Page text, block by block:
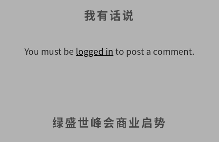
我有话说
You must be logged in to post a comment.
绿盛世峰会商业启势